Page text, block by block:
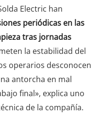
Electric han
periódicas en las
tras jornadas
la estabilidad del
operarios desconocen
antorcha en mal
final», explica uno
de la compañía.